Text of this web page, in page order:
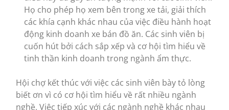
Họ cho phép họ xem bên trong xe tải, giải thích
các khía cạnh khác nhau của việc điều hành hoạt
động kinh doanh xe bán đồ ăn. Các sinh viên bị
cuốn hút bởi cách sắp xếp và cơ hội tìm hiểu về
tinh thần kinh doanh trong ngành ẩm thực.
Hội chợ kết thúc với việc các sinh viên bày tỏ lòng
biết ơn vì có cơ hội tìm hiểu về rất nhiều ngành
nghề. Việc tiếp xúc với các ngành nghề khác nhau